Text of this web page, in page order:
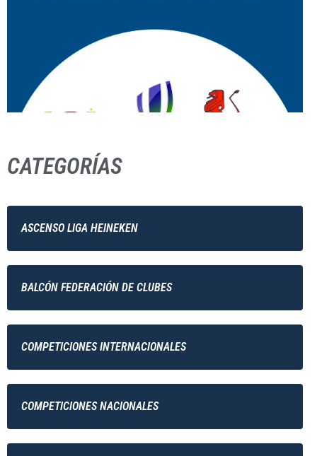
CATEGORÍAS
ASCENSO LIGA HEINEKEN
BALCÓN FEDERACIÓN DE CLUBES
COMPETICIONES INTERNACIONALES
COMPETICIONES NACIONALES